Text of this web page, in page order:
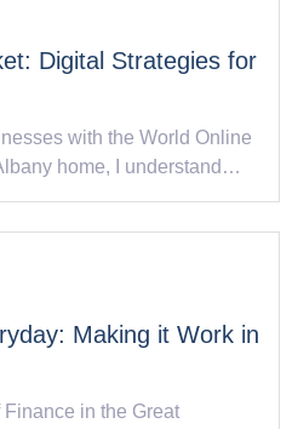
Digital Strategies for
with the World Online
home, I understand…
Making it Work in
in the Great